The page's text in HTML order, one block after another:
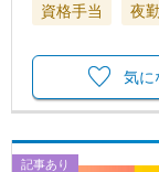
資格手当
夜
気に
記事あり